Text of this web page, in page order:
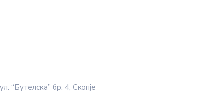
ул. “Бутелска” бр. 4, Скопје